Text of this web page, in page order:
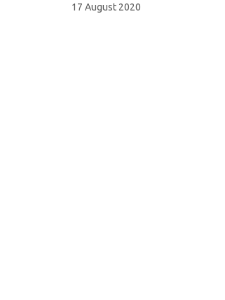
17 August 2020